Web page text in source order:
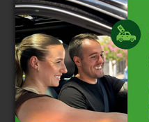
* O conteúdo de cada
realizá-lo. Nos reservamos ao
comentários em desacordo com
contenham palavras ofensivas.